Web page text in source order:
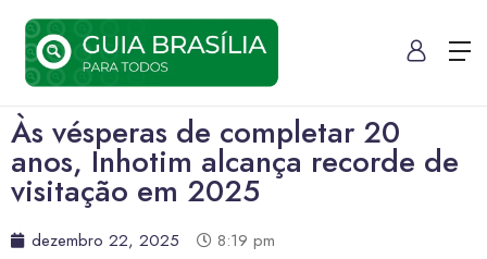
Às vésperas de completar 20
anos, Inhotim alcança recorde de
visitação em 2025
dezembro 22, 2025
8:19 pm